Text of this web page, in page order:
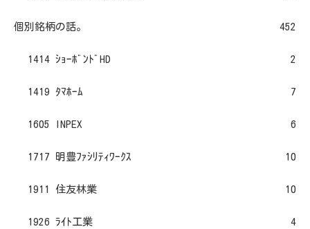
個別銘柄の話。 452
1414 ｼｮｰﾎﾞﾝﾄﾞHD 2
1419 ﾀﾏﾎｰﾑ 7
1605 INPEX 6
1717 明豊ﾌｧｼﾘﾃｨﾜｰｸｽ 10
1911 住友林業 10
1926 ﾗｲﾄ工業 4